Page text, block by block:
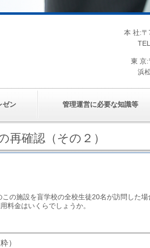
本 社:
東 京:
浜松
ゼン 管理運営に必要な知識等
再確認（その２）
の施設を盲学校の全校生徒20名が訪問した場
金はいくらでしょうか。
）